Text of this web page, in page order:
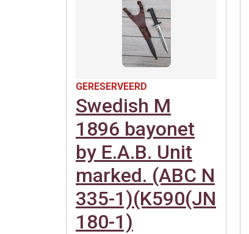
GERESERVEERD
Swedish M
1896 bayonet
by E.A.B. Unit
marked. (ABC N
335-1)(K590(JN
180-1)